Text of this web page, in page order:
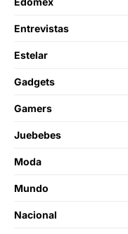
Entrevistas
Estelar
Gadgets
Gamers
Juebebes
Moda
Mundo
Nacional